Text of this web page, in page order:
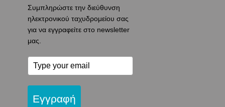
Συμπληρώστε την διεύθυνση
ηλεκτρονικού ταχυδρομείου σας
για να εγγραφείτε στο newsletter
μας.
Εγγραφή